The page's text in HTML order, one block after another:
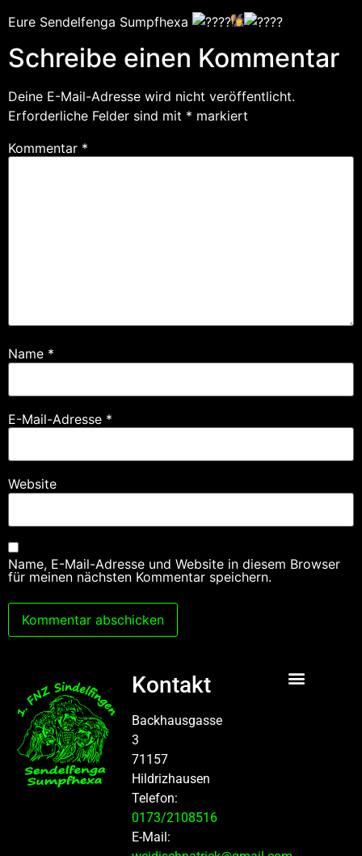
Eure Sendelfenga Sumpfhexa
Schreibe einen Kommentar
Deine E-Mail-Adresse wird nicht veröffentlicht.
Erforderliche Felder sind mit * markiert
Kommentar *
Name *
E-Mail-Adresse *
Website
Name, E-Mail-Adresse und Website in diesem Browser
für meinen nächsten Kommentar speichern.
Kontakt
Backhausgasse
3
71157
Hildrizhausen
Telefon:
0173/2108516
E-Mail: